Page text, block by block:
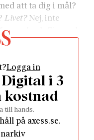
att ta dig i mål?
Livet?Nej, inte
allra raraste
för oss som finner
för tärning drivs
bestämt ursäkter
lyder: ”Spelet där
gäller det att stå
Logga in
Digital i 3
kostnad
till hands.
på axess.se.